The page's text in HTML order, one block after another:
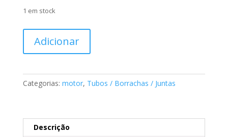
1 em stock
vareta
A6110100566
Adicionar
Categorias: motor, Tubos / Borrachas / Juntas
Descrição